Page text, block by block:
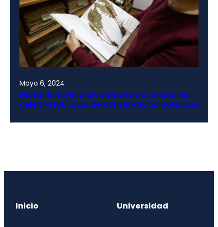
Mayo 6, 2024
Herbario de la Universidad de Concepción
celebra 100 años de conservación botánica
Inicio Universidad